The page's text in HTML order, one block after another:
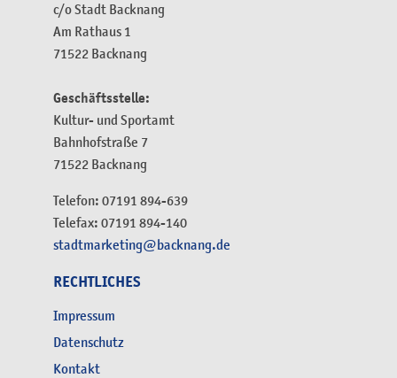
c/o Stadt Backnang
Am Rathaus 1
71522 Backnang
Geschäftsstelle:
Kultur- und Sportamt
Bahnhofstraße 7
71522 Backnang
Telefon: 07191 894-639
Telefax: 07191 894-140
stadtmarketing@backnang.de
RECHTLICHES
Impressum
Datenschutz
Kontakt